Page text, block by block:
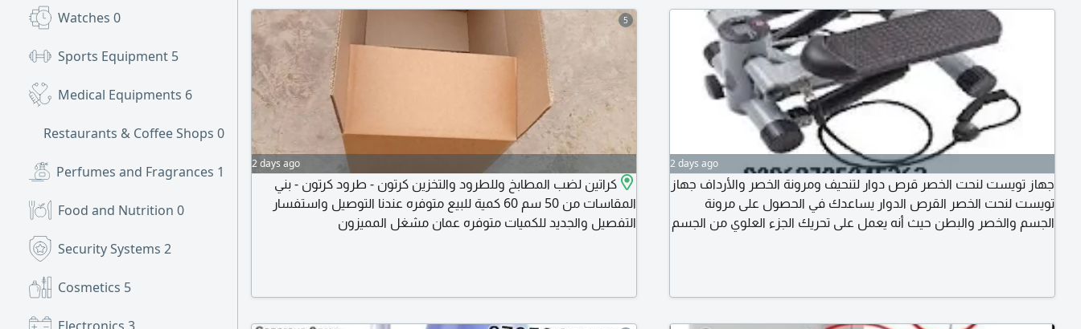
Watches 0
Sports Equipment 5
Medical Equipments 6
Restaurants & Coffee Shops 0
Perfumes and Fragrances 1
Food and Nutrition 0
Security Systems 2
Cosmetics 5
5
2 days ago
كراتين لضب المطابخ وللطرود والتخزين كرتون - طرود كرتون - بني
المقاسات من 50 سم 60 كمية للبيع متوفره عندنا التوصيل واستفسار
التفصيل والجديد للكميات متوفره عمان مشغل المميزون
2 days ago
جهاز تويست لنحت الخصر قرص دوار لتنحيف ومرونة الخصر والأرداف جهاز
تويست لنحت الخصر القرص الدوار يساعدك في الحصول على مرونة
الجسم والخصر والبطن حيث أنه يعمل على تحريك الجزء العلوي من الجسم